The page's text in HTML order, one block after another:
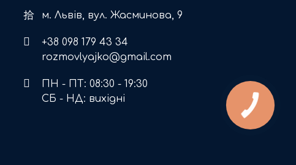
м. Львів, вул. Жасминова, 9
+38 098 179 43 34
rozmovlyajko@gmail.com
ПН - ПТ: 08:30 - 19:30
СБ - НД: вихідні